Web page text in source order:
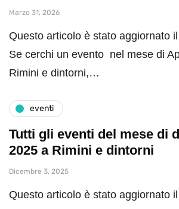
Marzo 31, 2026
Questo articolo è stato aggiornato
Se cerchi un evento nel mese di
Rimini e dintorni,…
eventi
Tutti gli eventi del mese di
2025 a Rimini e dintorni
Dicembre 3, 2025
Questo articolo è stato aggiornato